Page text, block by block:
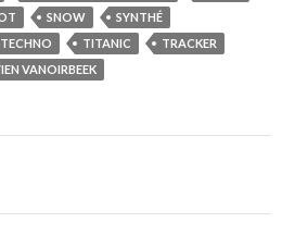
SNOW
SYNTHÉ
TECHNO TITANIC
TRACKER
VANOIRBEEK